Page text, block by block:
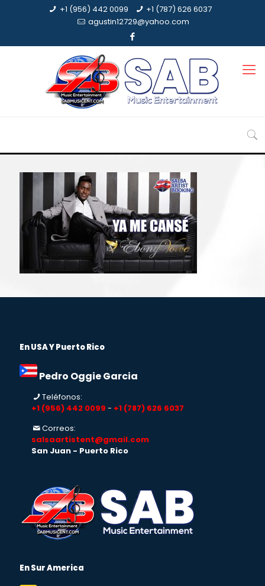
+1 (956) 442 0099
+1 (787) 626 6037
agustin12729@yahoo.com
En USA Y Puerto Rico
Pedro Oggie Garcia
Teléfonos:
+1 (956) 442 0099 - +1 (787) 626 6037
Correos:
salsaartistent@gmail.com
San Juan - Puerto Rico
En Sur America